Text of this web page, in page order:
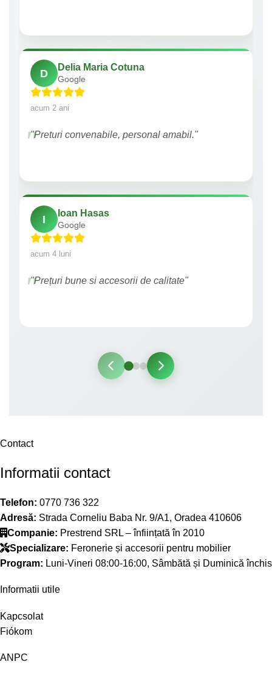
D
Delia Maria Cotuna
Google
acum 2 ani
"Preturi convenabile, personal amabil."
I
Ioan Hasas
Google
acum 4 luni
"Prețuri bune si accesorii de calitate"
Contact
Informatii contact
Telefon: 0770 736 322
Adresă: Strada Corneliu Baba Nr. 9/A1, Oradea 410606
Companie: Prestrend SRL – înființată în 2010
Specializare: Feronerie și accesorii pentru mobilier
Program: Luni-Vineri 08:00-16:00, Sâmbătă și Duminică închis
Informatii utile
Kapcsolat
Fiókom
ANPC